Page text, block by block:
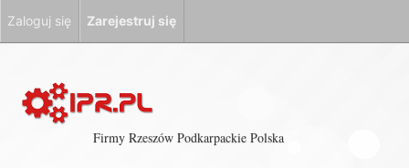
Firmy Rzeszów Podkarpackie Polska
Zaloguj się Zarejestruj się